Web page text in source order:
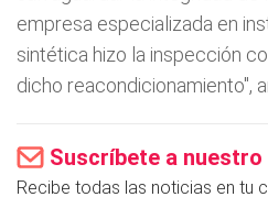
empresa especializada en
sintética hizo la inspección
dicho reacondicionamiento",
Suscríbete a
Recibe todas las noticias en tu